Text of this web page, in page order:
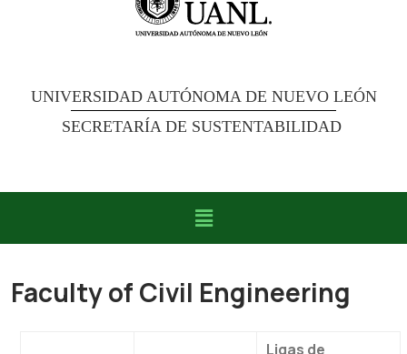
UNIVERSIDAD AUTÓNOMA DE NUEVO LEÓN
SECRETARÍA DE SUSTENTABILIDAD
Faculty of Civil Engineering
Ligas de